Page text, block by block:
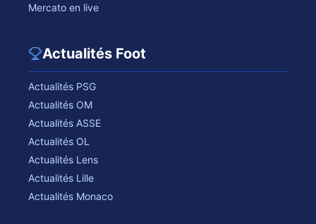
Mercato en live
Actualités Foot
Actualités PSG
Actualités OM
Actualités ASSE
Actualités OL
Actualités Lens
Actualités Lille
Actualités Monaco